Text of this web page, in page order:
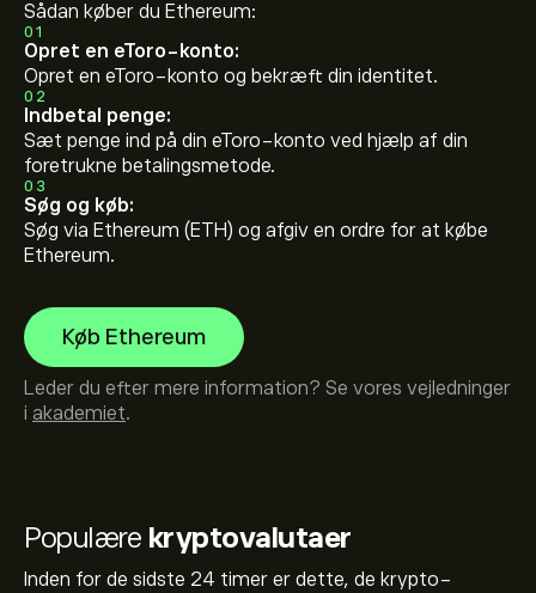
Populære kryptovalutaer
Inden for de sidste 24 timer er dette, de krypto-
Sådan køber du Ethereum:
01
Opret en eToro-konto:
Opret en eToro-konto og bekræft din identitet.
02
Indbetal penge:
Sæt penge ind på din eToro-konto ved hjælp af din
foretrukne betalingsmetode.
03
Søg og køb:
Søg via Ethereum (ETH) og afgiv en ordre for at købe
Ethereum.
Køb Ethereum
Leder du efter mere information? Se vores vejledninger
i akademiet.